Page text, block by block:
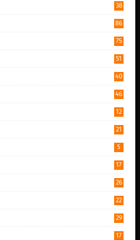
38
86
75
51
40
46
12
21
5
17
26
22
29
17